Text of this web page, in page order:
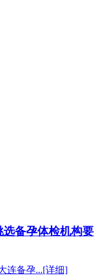
备孕体检机构要
连备孕...[详细]